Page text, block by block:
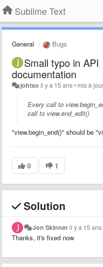
Sublime Text
General Bugs
Small typo in API
documentation
johtso il y a 15 ans• mis à
Every call to
call to view.end_edit()
"view.begin_end()" should be
0 1
Solution
Jon Skinneril y a 15 ans
Thanks, it's fixed now